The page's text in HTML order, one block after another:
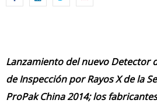
Lanzamiento del nuevo Detector
de Inspección por Rayos X de la
ProPak China 2014; los